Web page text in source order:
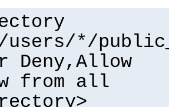
*/
Deny,Allow
from all